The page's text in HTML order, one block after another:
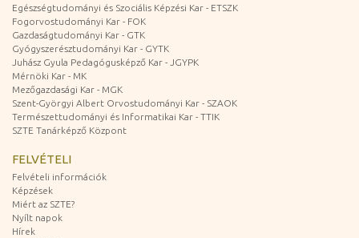
Egészségtudományi és Szociális Képzési Kar - ETSZK
Fogorvostudományi Kar - FOK
Gazdaságtudományi Kar - GTK
Gyógyszerésztudományi Kar - GYTK
Juhász Gyula Pedagógusképző Kar - JGYPK
Mérnöki Kar - MK
Mezőgazdasági Kar - MGK
Szent-Györgyi Albert Orvostudományi Kar - SZAOK
Természettudományi és Informatikai Kar - TTIK
SZTE Tanárképző Központ
FELVÉTELI
Felvételi információk
Képzések
Miért az SZTE?
Nyílt napok
Hírek